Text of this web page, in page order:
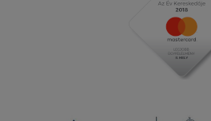
A pizzák nagyon finomak
feltéttel. A futtár is
összességében minden